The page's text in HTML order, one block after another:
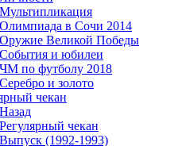
Мультипликация
Олимпиада в Сочи 2014
Оружие Великой Победы
События и юбилеи
ЧМ по футболу 2018
Серебро и золото
чекан
Назад
Регулярный чекан
Выпуск (1992-1993)